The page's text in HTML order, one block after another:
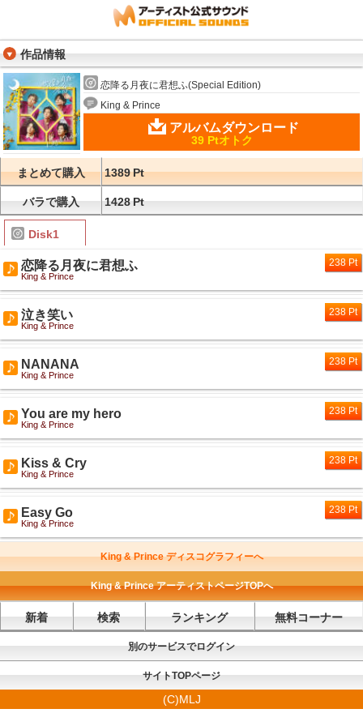
作品情報
恋降る月夜に君想ふ(Special Edition)
King & Prince
アルバムダウンロード
39 Ptオトク
まとめて購入 1389Pt
バラで購入 1428Pt
Disk1
恋降る月夜に君想ふ
King & Prince
238 Pt
泣き笑い
King & Prince
238 Pt
NANANA
King & Prince
238 Pt
You are my hero
King & Prince
238 Pt
Kiss & Cry
King & Prince
238 Pt
Easy Go
King & Prince
238 Pt
King & Prince ディスコグラフィーへ
King & Prince アーティストページTOPへ
新着 検索 ランキング 無料コーナー
別のサービスでログイン
サイトTOPページ
(C)MLJ